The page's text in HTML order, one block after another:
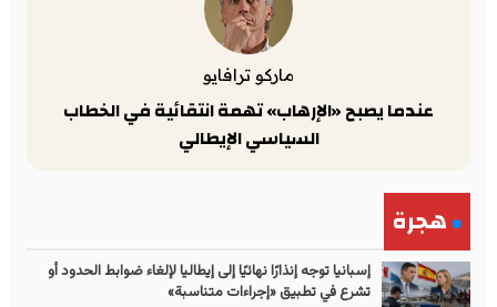
ماركو ترافايو
عندما يصبح «الإرهاب» تهمة انتقائية في الخطاب
السياسي الإيطالي
هجرة
إسبانيا توجه إنذارًا نهائيًا إلى إيطاليا لإلغاء ضوابط الحدود أو
تشرع في تطبيق «إجراءات متناسبة»